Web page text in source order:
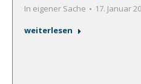
In eigener Sache
17. Januar
weiterlesen